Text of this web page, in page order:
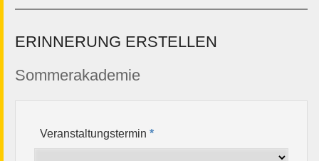
ERINNERUNG ERSTELLEN
Sommerakademie
Veranstaltungstermin*